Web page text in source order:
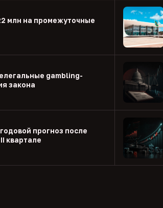
млн на промежуточные
gambling-
закона
прогноз после
квартале